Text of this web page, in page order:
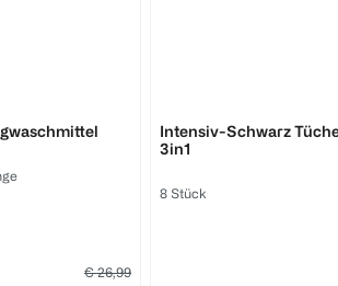
€ 26,99
Intensiv-Schwarz
3in1
8 Stück